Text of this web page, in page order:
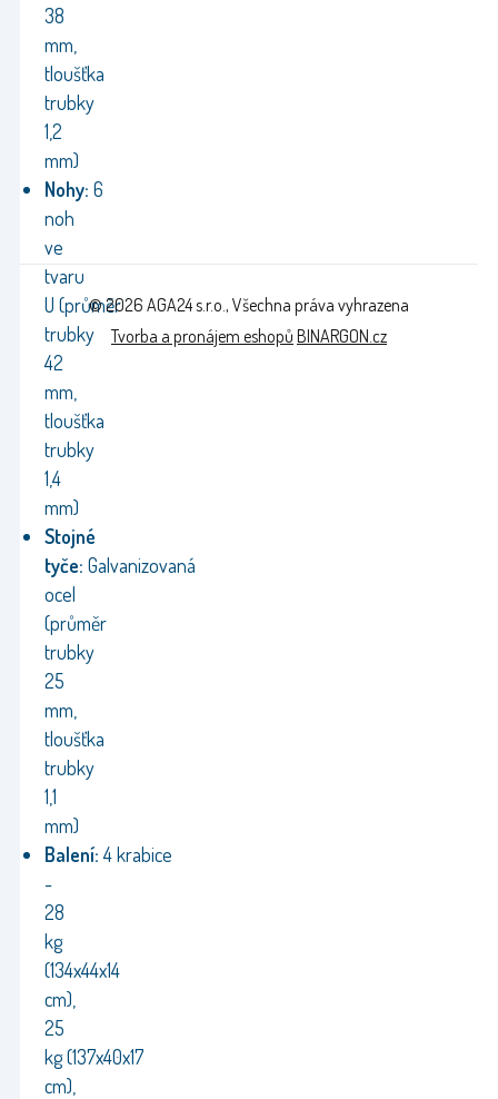
38
mm,
tloušťka
trubky
1,2
mm)
Nohy: 6
noh
ve
tvaru
U (průměr
trubky
42
mm,
tloušťka
trubky
1,4
mm)
Stojné
tyče: Galvanizovaná
ocel
(průměr
trubky
25
mm,
tloušťka
trubky
1,1
mm)
Balení:4krabice
-
28
kg
(134x44x14
cm),
25
kg (137x40x17
cm),
© 2026 AGA24 s.r.o., Všechna práva vyhrazena
Tvorba a pronájem eshopů BINARGON.cz